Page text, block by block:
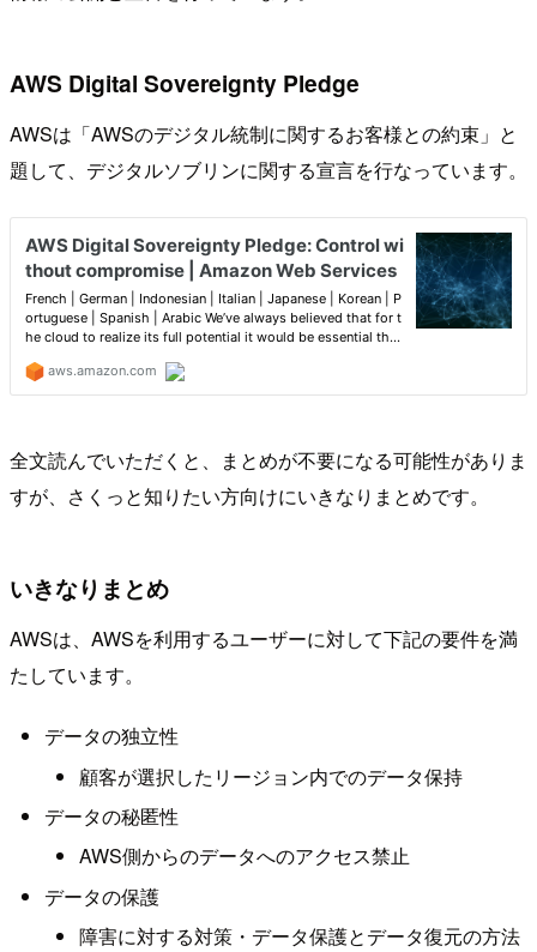
AWS Digital Sovereignty Pledge
AWSは「AWSのデジタル統制に関するお客様との約束」と
題して、デジタルソブリンに関する宣言を行なっています。
全文読んでいただくと、まとめが不要になる可能性がありま
すが、さくっと知りたい方向けにいきなりまとめです。
いきなりまとめ
AWSは、AWSを利用するユーザーに対して下記の要件を満
たしています。
データの独立性
顧客が選択したリージョン内でのデータ保持
データの秘匿性
AWS側からのデータへのアクセス禁止
データの保護
障害に対する対策・データ保護とデータ復元の方法